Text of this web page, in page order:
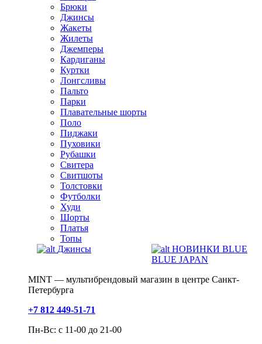
Брюки
Джинсы
Жакеты
Жилеты
Джемперы
Кардиганы
Куртки
Лонгсливы
Пальто
Парки
Плавательные шорты
Поло
Пиджаки
Пуховики
Рубашки
Свитера
Свитшоты
Толстовки
Футболки
Худи
Шорты
Платья
Топы
Джинсы
НОВИНКИ BLUE
BLUE JAPAN
MINT — мультибрендовый магазин в центре Санкт-
Петербурга
+7 812 449-51-71
Пн-Вс: с 11-00 до 21-00